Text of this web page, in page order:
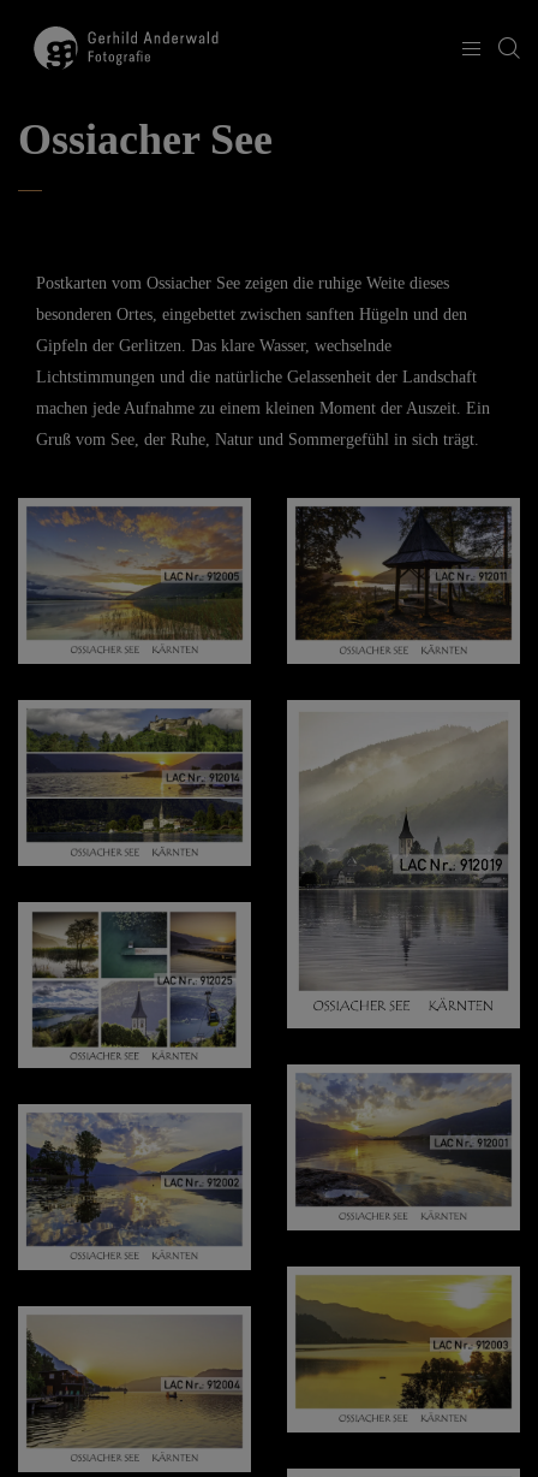
Ossiacher See
Postkarten vom Ossiacher See zeigen die ruhige Weite dieses
besonderen Ortes, eingebettet zwischen sanften Hügeln und den
Gipfeln der Gerlitzen. Das klare Wasser, wechselnde
Lichtstimmungen und die natürliche Gelassenheit der Landschaft
machen jede Aufnahme zu einem kleinen Moment der Auszeit. Ein
Gruß vom See, der Ruhe, Natur und Sommergefühl in sich trägt.